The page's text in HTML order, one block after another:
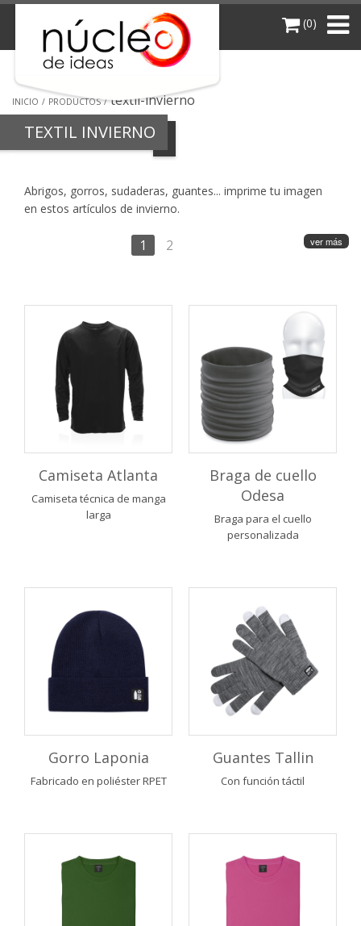
(0)
INICIO PRODUCTOS textil-invierno
TEXTIL INVIERNO
Abrigos, gorros, sudaderas, guantes... imprime tu imagen
en estos artículos de invierno.
ver más
1 2
Camiseta Atlanta
Camiseta técnica de manga
larga
Braga de cuello
Odesa
Braga para el cuello
personalizada
Gorro Laponia
Fabricado en poliéster RPET
Guantes Tallin
Con función táctil